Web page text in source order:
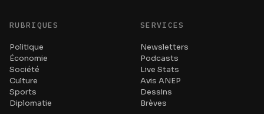
RUBRIQUES
Politique
Économie
Société
Culture
Sports
Diplomatie
SERVICES
Newsletters
Podcasts
Live Stats
Avis ANEP
Dessins
Brèves